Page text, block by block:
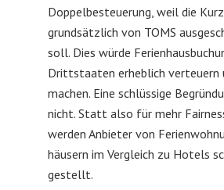
Doppelbesteuerung, weil die
grundsätzlich von TOMS
soll. Dies würde
Drittstaaten erheblich
machen. Eine schlüssige
nicht. Statt also für mehr
werden Anbieter von
häusern im Vergleich zu Hotels
gestellt.